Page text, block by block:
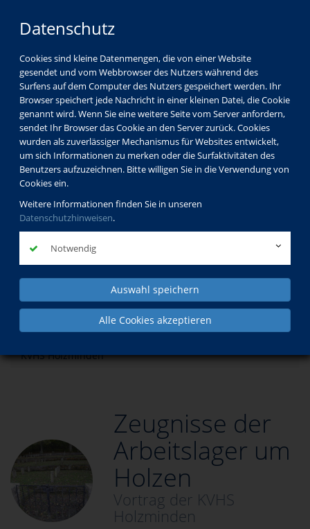
Datenschutz
Cookies sind kleine Datenmengen, die von einer Website
gesendet und vom Webbrowser des Nutzers während des
Surfens auf dem Computer des Nutzers gespeichert werden. Ihr
Browser speichert jede Nachricht in einer kleinen Datei, die Cookie
genannt wird. Wenn Sie eine weitere Seite vom Server anfordern,
sendet Ihr Browser das Cookie an den Server zurück. Cookies
wurden als zuverlässiger Mechanismus für Websites entwickelt,
um sich Informationen zu merken oder die Surfaktivitäten des
Benutzers aufzuzeichnen. Bitte willigen Sie in die Verwendung von
Cookies ein.
Weitere Informationen finden Sie in unseren
Datenschutzhinweisen.
Notwendig
Auswahl speichern
Alle Cookies akzeptieren
KVHS Holzminden
Zeugnisse der
Arbeitslager um
Holzen
Vortrag der KVHS
Holzminden